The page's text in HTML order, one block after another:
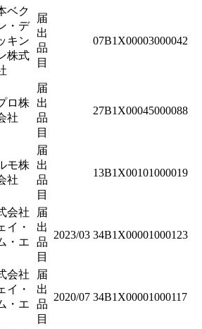
ベク
・デ
キン
株式
届
出
品
目
07B1X00003000042
ロ株
社
届
出
品
目
27B1X00045000088
モ株
社
届
出
品
目
13B1X00101000019
会社
イ・
・エ
届
出
品
目
2023/03 34B1X00001000123
会社
イ・
・エ
届
出
品
目
2020/07 34B1X00001000117